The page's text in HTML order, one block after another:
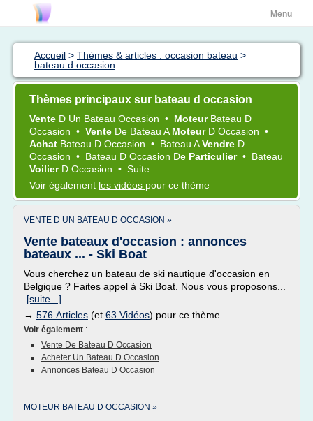
Menu
Accueil > Thèmes & articles : occasion bateau >
bateau d occasion
Thèmes principaux sur bateau d occasion
Vente D Un Bateau Occasion • Moteur Bateau D
Occasion • Vente De Bateau A Moteur D Occasion •
Achat Bateau D Occasion • Bateau AVendre D
Occasion • Bateau D Occasion De Particulier • Bateau
Voilier D Occasion • Suite ...
Voir également les vidéos pour ce thème
VENTE D UN BATEAU D OCCASION »
Vente bateaux d'occasion : annonces
bateaux ... - Ski Boat
Vous cherchez un bateau de ski nautique d'occasion en
Belgique ? Faites appel à Ski Boat. Nous vous proposons...
[suite...]
→ 576 Articles (et 63 Vidéos) pour ce thème
Voir également :
Vente De Bateau D Occasion
Acheter Un Bateau D Occasion
Annonces Bateau D Occasion
MOTEUR BATEAU D OCCASION »